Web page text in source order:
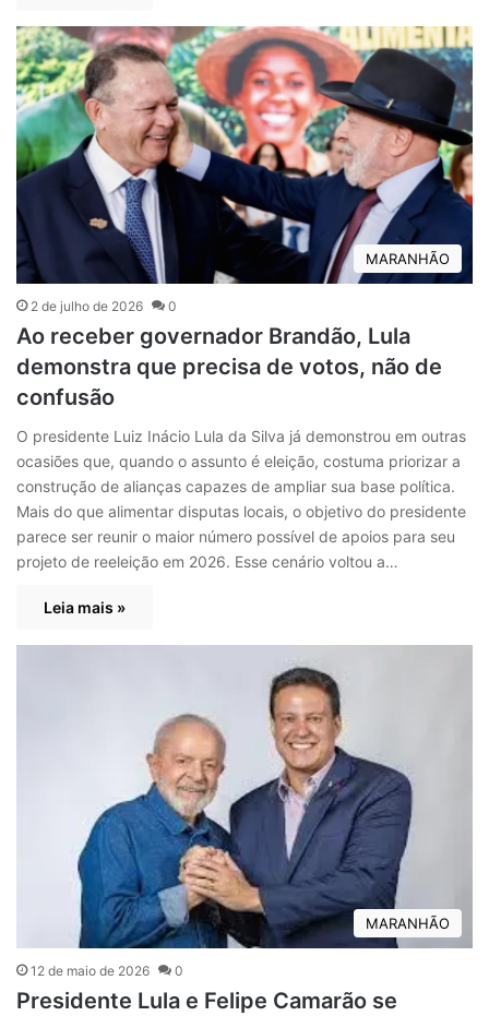
MARANHÃO
2 de julho de 2026 0
Ao receber governador Brandão, Lula
demonstra que precisa de votos, não de
confusão
O presidente Luiz Inácio Lula da Silva já demonstrou em outras
ocasiões que, quando o assunto é eleição, costuma priorizar a
construção de alianças capazes de ampliar sua base política.
Mais do que alimentar disputas locais, o objetivo do presidente
parece ser reunir o maior número possível de apoios para seu
projeto de reeleição em 2026. Esse cenário voltou a…
Leia mais »
MARANHÃO
12 de maio de 2026 0
Presidente Lula e Felipe Camarão se